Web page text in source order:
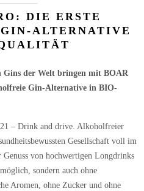
DIE ERSTE
ALTERNATIVE
Gins der Welt bringen mit BOAR
Gin-Alternative in BIO-
– Drink and drive. Alkoholfreier
Gesellschaft voll im
von hochwertigen Longdrinks
sondern auch ohne
Aromen, ohne Zucker und ohne